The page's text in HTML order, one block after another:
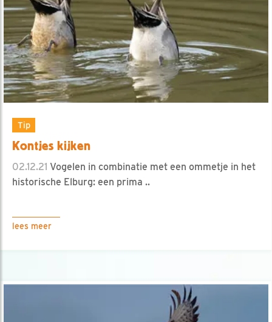
Tip
Kontjes kijken
02.12.21 Vogelen in combinatie met een ommetje in het
historische Elburg: een prima ..
lees meer